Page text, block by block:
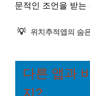
문적인 조언을 받는
💡 위치추적앱의 숨
다른 앱과
지?